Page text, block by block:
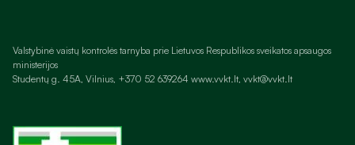
Valstybinė vaistų kontrolės tarnyba prie Lietuvos Respublikos sveikatos apsaugos
ministerijos
Studentų g. 45A, Vilnius, +370 52 639264 www.vvkt.lt, vvkt@vvkt.lt